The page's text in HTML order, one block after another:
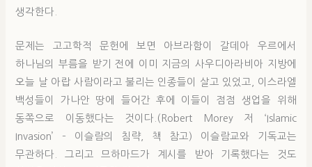
생각한다.
문제는 고고학적 문헌에 보면 아브라함이 갈데아 우르에서
하나님의 부름을 받기 전에 이미 지금의 사우디아라비아 지방에
오늘 날 아랍 사람이라고 불리는 인종들이 살고 있었고, 이스라엘
백성들이 가나안 땅에 들어간 후에 이들이 점점 생업을 위해
동쪽으로 이동했다는 것이다.(Robert Morey 저 ‘Islamic
Invasion’ – 이슬람의 침략, 책 참고) 이슬람교와 기독교는
무관하다. 그리고 므하마드가 계시를 받아 기록했다는 것도